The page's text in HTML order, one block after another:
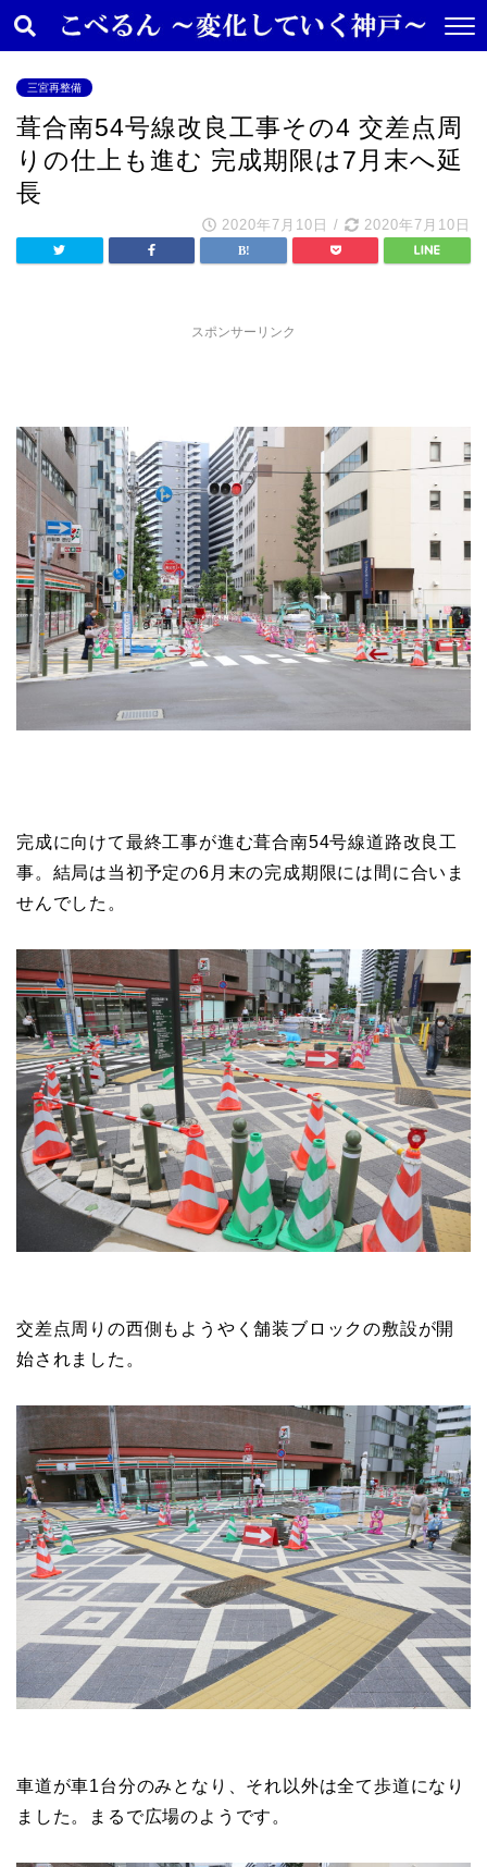
三宮再整備
葺合南54号線改良工事その4 交差点周
りの仕上も進む 完成期限は7月末へ延
長
2020年7月10日 / 2020年7月10日
スポンサーリンク
完成に向けて最終工事が進む葺合南54号線道路改良工
事。結局は当初予定の6月末の完成期限には間に合いま
せんでした。
交差点周りの西側もようやく舗装ブロックの敷設が開
始されました。
車道が車1台分のみとなり、それ以外は全て歩道になり
ました。まるで広場のようです。